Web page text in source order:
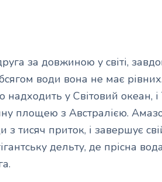
за довжиною у світі,
води вона не має
надходить у Світовий океан,
площею з Австралією.
з тисяч приток, і завершує
дельту, де прісна